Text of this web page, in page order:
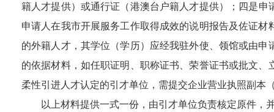
籍人才提供）或通行证（港澳台户籍人才提供）； 四是申
申请人在我市开展服务工作取得成效的说明报告及佐证材
的外籍人才，其学位（学历）应经我驻外使、领馆或由
的依据材料，如任职证明、职称证书、荣誉证书或批文、
柔性引进人才认定的引才单位，需提交企业营业执照副本
以上材料提供一式一份，由引才单位负责核定原件，